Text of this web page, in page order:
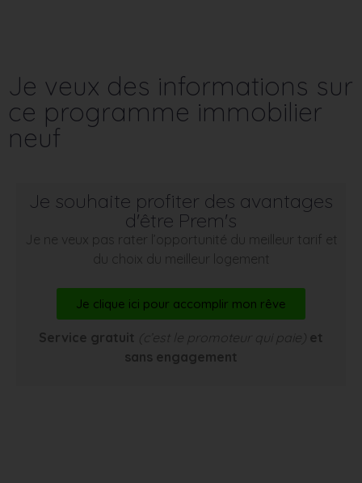
Je veux des informations sur
ce programme immobilier
neuf
Je souhaite profiter des avantages
d'être Prem's
Je ne veux pas rater l’opportunité du meilleur tarif et
du choix du meilleur logement
Je clique ici pour accomplir mon rêve
Service gratuit (c’est le promoteur qui paie) et
sans engagement